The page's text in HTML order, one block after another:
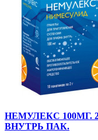
НЕМУЛЕКС 100МГ.
ВНУТРЬ ПАК.